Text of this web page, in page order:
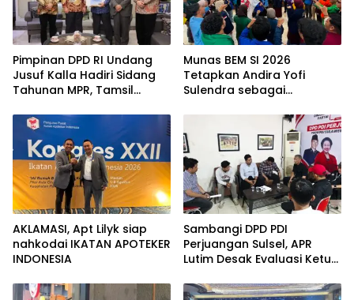
Pimpinan DPD RI Undang
Jusuf Kalla Hadiri Sidang
Tahunan MPR, Tamsil
Membangun Solidaritas
Kepemimpinan Bangsa
Munas BEM SI 2026
Tetapkan Andira Yofi
Sulendra sebagai
AKLAMASI, ​Apt Lilyk siap
nahkodai IKATAN APOTEKER
INDONESIA
Sambangi DPD PDI
Perjuangan Sulsel, APR
Lutim Desak Evaluasi Ketua